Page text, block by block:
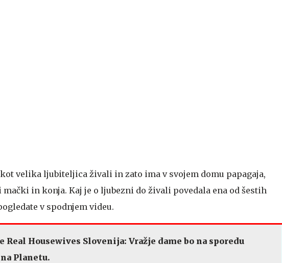
velika ljubiteljica živali in zato ima v svojem domu papagaja,
in konja. Kaj je o ljubezni do živali povedala ena od šestih
v spodnjem videu.
Real Housewives Slovenija: Vražje dame bo na sporedu
Planetu.